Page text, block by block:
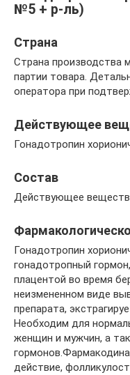
№5 + р-ль)
Страна
Страна производства
партии товара.
оператора при
Действующее
Гонадотропин
Состав
Действующее
Гонадотропин
гонадотропный
плацентой во время
неизмененном виде
препарата,
Необходим для
женщин и мужчин, а
действие,